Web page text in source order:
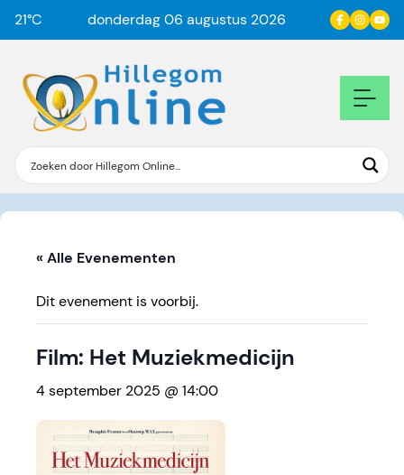
21°C donderdag 06 augustus 2026
« Alle Evenementen
Dit evenement is voorbij.
Film: Het Muziekmedicijn
4 september 2025 @ 14:00